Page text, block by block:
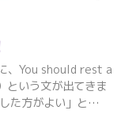
、You should rest a
いう文が出てきま
た方がよい」と…